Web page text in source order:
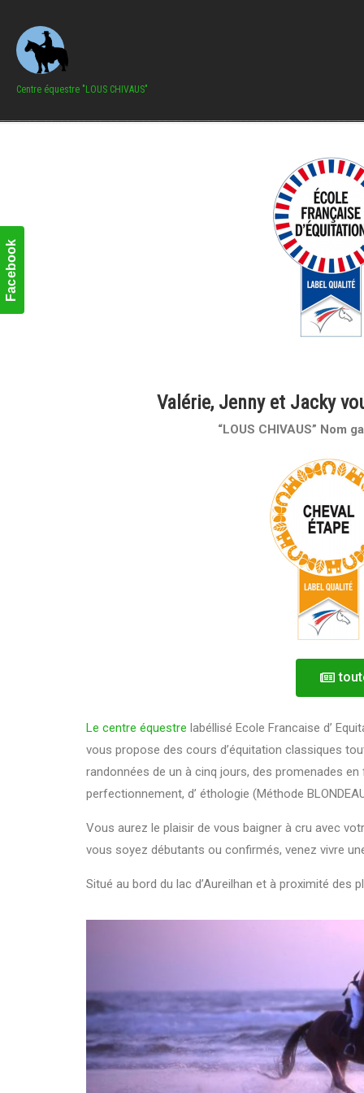
Facebook
Centre équestre "LOUS CHIVAUS"
Valérie, Jenny et Jacky
“LOUS CHIVAUS” Nom
Le centre équestre labéllisé Ecole Francaise d’
vous propose des cours d’équitation classiques
randonnées de un à cinq jours, des promenades
perfectionnement, d’ éthologie (Méthode
Vous aurez le plaisir de vous baigner à cru avec
vous soyez débutants ou confirmés, venez vivre
Situé au bord du lac d’Aureilhan et à proximité des